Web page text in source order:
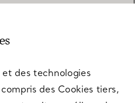
et des technologies
des Cookies tiers,